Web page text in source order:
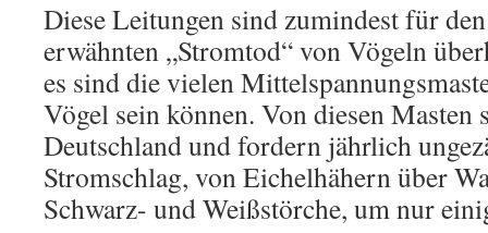
Diese Leitungen sind zumindest für
erwähnten „Stromtod“ von Vögeln
es sind die vielen
Vögel sein können. Von diesen Masten
Deutschland und fordern jährlich
Stromschlag, von Eichelhähern über
Schwarz- und Weißstörche, um nur